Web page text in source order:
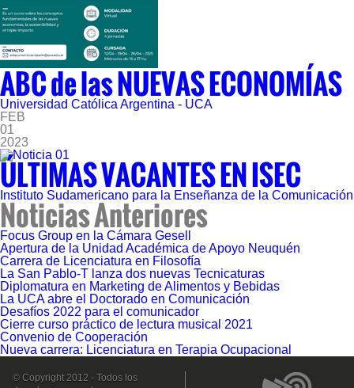
ABC de las NUEVAS ECONOMÍAS
Universidad Católica Argentina - UCA
FEB
01
2023
ÚLTIMAS VACANTES EN ISEC
Instituto Sudamericano para la Enseñanza de la Comunicación
Noticias Anteriores
Focus Group en la Cámara Gesell
Apertura de la Unidad Académica de Apoyo Neuquén
Carrera de Licenciatura en Filosofía
La San Pablo-T lanza dos nuevas Tecnicaturas
Diplomatura en Marketing de Alimentos y Bebidas
La UCA abre el Doctorado en Comunicación
Desafíos 2022 para el comunicador
Cierre curso práctico de lectura musical 2021
Convenio de Cooperación
Nueva carrera: Licenciatura en Terapia Ocupacional
© Copyright 2012 - Todos los